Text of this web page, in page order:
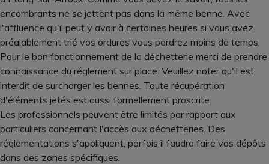
encombrants ne se jettent pas dans la même benne. Avec
l'affluence qu'il peut y avoir à certaines heures si vous avez
préalablement trié vos ordures vous perdrez moins de temps.
Pour le bon fonctionnement de la déchetterie merci de prendre
connaissance du réglement sur place. Veuillez noter qu'il est
interdit de surcharger les bennes. Toute récupération
d'éléments jetés est aussi formellement proscrite.
Les professionnels peuvent être limités par rapport aux
particuliers concernant l'accès aux déchetteries. Des
réglementations s'appliquent, parfois il faudra faire vos dépôts
dans des zones spécifiques.